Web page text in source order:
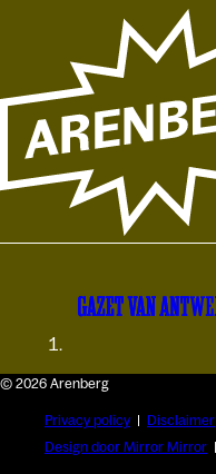
© 2026 Arenberg
Privacy policy Disclaimer
Design door Mirror Mirror